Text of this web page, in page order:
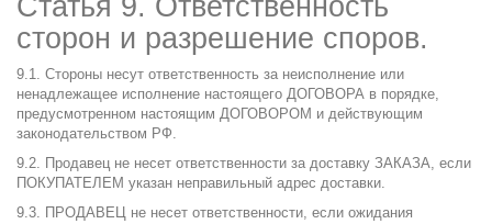
Статья 9. Ответственность
сторон и разрешение споров.
9.1. Стороны несут ответственность за неисполнение или
ненадлежащее исполнение настоящего ДОГОВОРА в порядке,
предусмотренном настоящим ДОГОВОРОМ и действующим
законодательством РФ.
9.2. Продавец не несет ответственности за доставку ЗАКАЗА, если
ПОКУПАТЕЛЕМ указан неправильный адрес доставки.
9.3. ПРОДАВЕЦ не несет ответственности, если ожидания